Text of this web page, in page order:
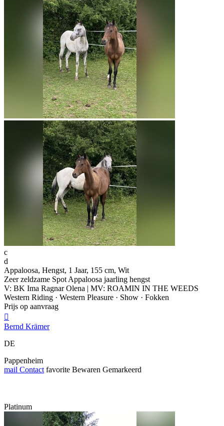
c
d
Appaloosa, Hengst, 1 Jaar, 155 cm, Wit
Zeer zeldzame Spot Appaloosa jaarling hengst
V: BK Ima Ragnar Olena | MV: ROAMIN IN THE WEEDS
Western Riding · Western Pleasure · Show · Fokken
Prijs op aanvraag

Bernd Krämer
DE
Pappenheim
mail Contact favorite Bewaren Gemarkeerd
Platinum